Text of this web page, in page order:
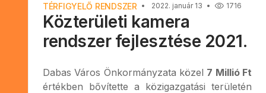
TÉRFIGYELŐ RENDSZER 2022. január 13 1716
Közterületi kamera
rendszer fejlesztése 2021.
Dabas Város Önkormányzata közel 7 Millió Ft
értékben bővítette a közigazgatási területén